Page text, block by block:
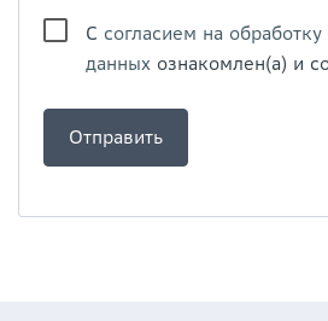
С согласием на
данных ознакомлен(а) и